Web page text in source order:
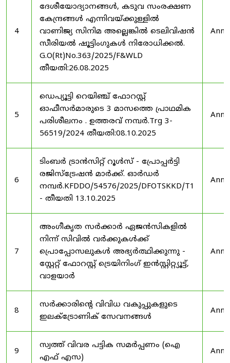
4
ദേശീയോദ്യാനങ്ങൾ, കടുവ സംരക്ഷണ
കേന്ദ്രങ്ങൾ എന്നിവയ്ക്കുള്ളിൽ
വാണിജ്യ സിനിമ അല്ലെങ്കിൽ ടെലിവിഷൻ
സീരിയൽ ഷൂട്ടിംഗുകൾ നിരോധിക്കൽ.
G.O(Rt)No.363/2025/F&WLD
തീയതി:26.08.2025
5
ഡെപ്യൂട്ടി റെയിഞ്ച് ഫോറസ്റ്റ്
ഓഫീസർമാരുടെ 3 മാസത്തെ പ്രാഥമിക
പരിശീലനം . ഉത്തരവ് നമ്പർ.Trg 3-
56519/2024 തീയതി:08.10.2025
6
ടിംബർ ട്രാൻസിറ്റ് റൂൾസ് - പ്രോപ്പർട്ടി
രജിസ്ട്രേഷൻ മാർക്ക്. ഓർഡർ
നമ്പർ.KFDDO/54576/2025/DFOTSKKD/T1
- തീയതി 13.10.2025
7
അംഗീകൃത സർക്കാർ ഏജൻസികളിൽ
നിന്ന് സിവിൽ വർക്കുകൾക്ക്
പ്രൊപ്പോസലുകൾ അഭ്യർത്ഥിക്കുന്നു -
സ്റ്റേറ്റ് ഫോറസ്റ്റ് ട്രെയിനിംഗ് ഇൻസ്റ്റിറ്റ്യൂട്ട്,
വാളയാർ
8
സർക്കാരിന്റെ വിവിധ വകുപ്പുകളുടെ
ഇലക്ട്രോണിക് സേവനങ്ങൾ
9
സ്വത്ത് വിവര പട്ടിക സമർപ്പണം (ഐ
എഫ് എസ)